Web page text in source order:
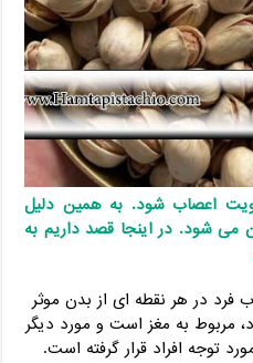
اعصاب شود. به همین دلیل
می شود. در اینجا قصد داریم به
فرد در هر نقطه ای از بدن موثر
مربوط به مغز است و مورد دیگر
توجه افراد قرار گرفته است.